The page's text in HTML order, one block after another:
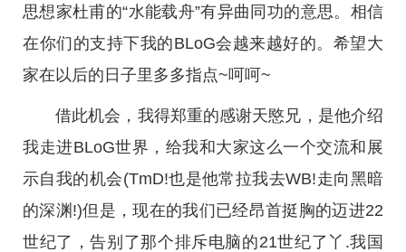
思想家杜甫的“水能载舟”有异曲同功的意思。相信
在你们的支持下我的BLoG会越来越好的。希望大
家在以后的日子里多多指点~呵呵~
借此机会，我得郑重的感谢天愍兄，是他介绍
我走进BLoG世界，给我和大家这么一个交流和展
示自我的机会(TmD!也是他常拉我去WB!走向黑暗
的深渊!)但是，现在的我们已经昂首挺胸的迈进22
世纪了，告别了那个排斥电脑的21世纪了丫.我国